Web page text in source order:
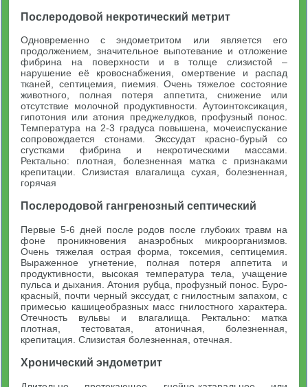
Послеродовой некротический метрит
Одновременно с эндометритом или является его
продолжением, значительное выпотевание и отложение
фибрина на поверхности и в толще слизистой –
нарушение её кровоснабжения, омертвение и распад
тканей, септицемия, пиемия. Очень тяжелое состояние
животного, полная потеря аппетита, снижение или
отсутствие молочной продуктивности. Аутоинтоксикация,
гипотония или атония преджелудков, профузный понос.
Температура на 2-3 градуса повышена, мочеиспускание
сопровождается стонами. Экссудат красно-бурый со
сгустками фибрина и некротическими массами.
Ректально: плотная, болезненная матка с признаками
крепитации. Слизистая влагалища сухая, болезненная,
горячая
Послеродовой гангренозный септический
Первые 5-6 дней после родов после глубоких травм на
фоне проникновения анаэробных микроорганизмов.
Очень тяжелая острая форма, токсемия, септицемия.
Выраженное угнетение, полная потеря аппетита и
продуктивности, высокая температура тела, учащение
пульса и дыхания. Атония рубца, профузный понос. Буро-
красный, почти черный экссудат, с гнилостным запахом, с
примесью кашицеобразных масс гнилостного характера.
Отечность вульвы и влагалища. Ректально: матка
плотная, тестоватая, атоничная, болезненная,
крепитация. Слизистая болезненная, отечная.
Хронический эндометрит